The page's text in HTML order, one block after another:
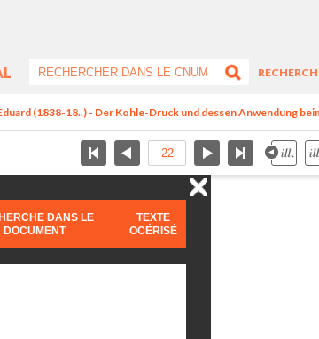
(1838-18..) - Der Kohle-Druck und dessen Anwendung
DANS LE
DOCUMENT
TEXTE
OCÉRISÉ